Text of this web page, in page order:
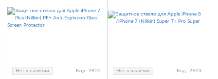
Нет в наличии Код: 2922 Нет в наличии Код: 2923